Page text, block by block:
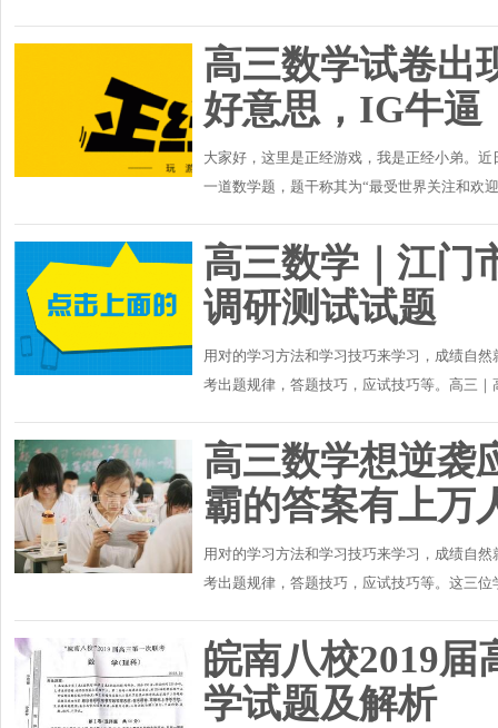
高三数学试卷出
好意思，IG牛逼
大家好，这里是正经游戏，我是正经小弟。
一道数学题，题干称其为“最受世界关注和欢
高三数学｜江门
调研测试试题
用对的学习方法和学习技巧来学习，成绩自
考出题规律，答题技巧，应试技巧等。高三
高三数学想逆袭
霸的答案有上万
用对的学习方法和学习技巧来学习，成绩自
考出题规律，答题技巧，应试技巧等。这三
皖南八校2019届
学试题及解析